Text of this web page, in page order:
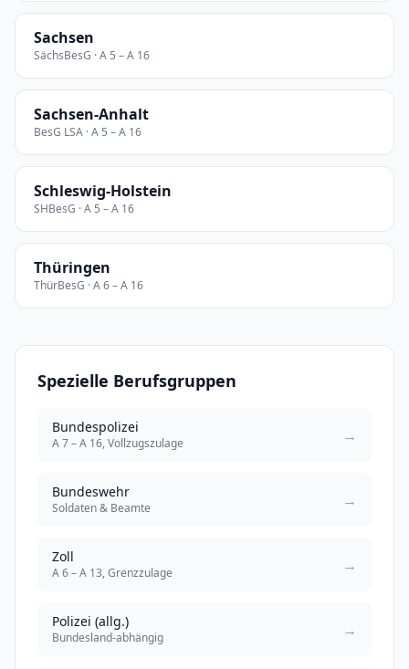
Sachsen
SächsBesG · A 5 – A 16
Sachsen-Anhalt
BesG LSA · A 5 – A 16
Schleswig-Holstein
SHBesG · A 5 – A 16
Thüringen
ThürBesG · A 6 – A 16
Spezielle Berufsgruppen
Bundespolizei
A 7 – A 16, Vollzugszulage →
Bundeswehr
Soldaten & Beamte →
Zoll
A 6 – A 13, Grenzzulage →
Polizei (allg.)
Bundesland-abhängig →